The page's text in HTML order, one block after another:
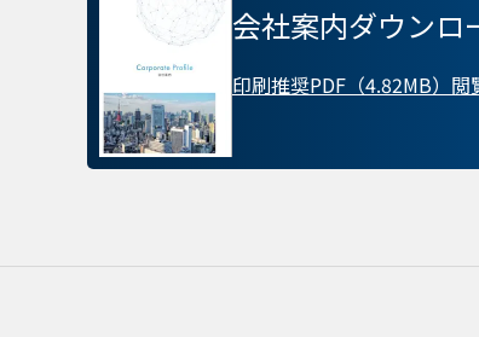
会社案内ダウンロ
印刷推奨PDF（4.82MB） 閲